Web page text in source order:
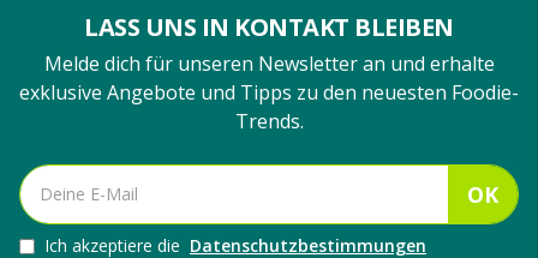
LASS UNS IN KONTAKT BLEIBEN
Melde dich für unseren Newsletter an und erhalte
exklusive Angebote und Tipps zu den neuesten Foodie-
Trends.
OK
Ich akzeptiere die Datenschutzbestimmungen